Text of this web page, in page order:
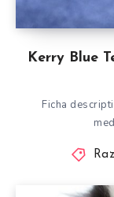
Kerry Blue
Ficha